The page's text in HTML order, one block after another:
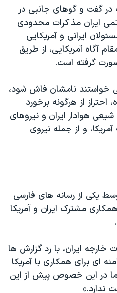
در گفت و گوهای جانبی در
ایران مذاکرات محدودی
ایرانی و آمریکایی
آگاه آمریکایی، از طریق
گرفته است.
خواستند نامشان فاش شود،
احتراز از هرگونه برخورد
هوادار ایران و نیروهای
و از جمله نیروی
یکی از رسانه های فارسی
مشترک ایران و آمریکا
ایران، با رد گزارش ها
ای برای همکاری با آمریکا
در این خصوص پیش از این
ندارد.»